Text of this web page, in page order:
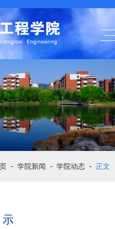
- 学院新闻 - 学院动态 - 正文
示